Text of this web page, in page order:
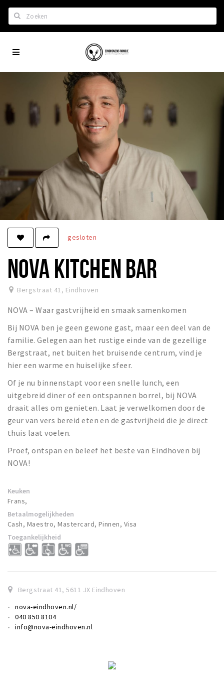
Home
Het laatste nieuws in Eindhoven
Lijstjes met Eindhoven tips
Roddels...
Restaurants en meer
Hotels
Eindhovense Rondjes
Te koop en te huur
Winkels
Aanbiedingen
Ook reclame maken?
Over Eindhovens Rondje
Inloggen
City
gesloten
NOVA KITCHEN BAR
Bergstraat 41, Eindhoven
NOVA – Waar gastvrijheid en smaak samenkomen
Bij NOVA ben je geen gewone gast, maar een deel van de
familie. Gelegen aan het rustige einde van de gezellige
Bergstraat, net buiten het bruisende centrum, vind je
hier een warme en huiselijke sfeer.
Of je nu binnenstapt voor een snelle lunch, een
uitgebreid diner of een ontspannen borrel, bij NOVA
draait alles om genieten. Laat je verwelkomen door de
geur van vers bereid eten en de gastvrijheid die je direct
thuis laat voelen.
Proef, ontspan en beleef het beste van Eindhoven bij
NOVA!
Keuken
Frans,
Betaalmogelijkheden
Cash, Maestro, Mastercard, Pinnen, Visa
Toegankelijkheid
Bergstraat 41,5611 JX Eindhoven
nova-eindhoven.nl/
040 850 8104
info@nova-eindhoven.nl